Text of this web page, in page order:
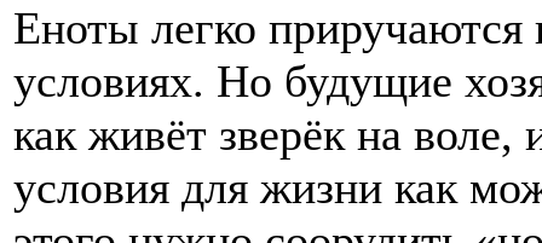
Еноты легко
условиях. Но будущие
как живёт зверёк на воле,
условия для жизни как